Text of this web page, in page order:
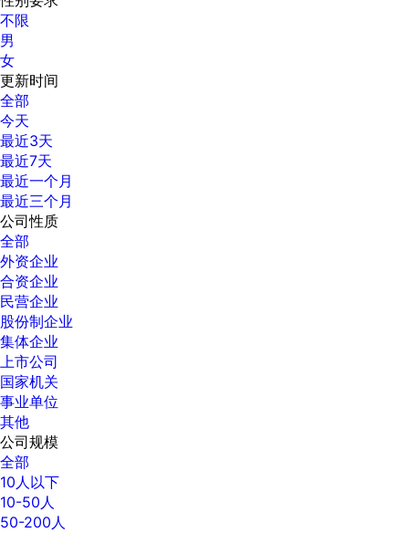
不限
男
女
更新时间
全部
今天
最近3天
最近7天
最近一个月
最近三个月
公司性质
全部
外资企业
合资企业
民营企业
股份制企业
集体企业
上市公司
国家机关
事业单位
其他
公司规模
全部
10人以下
10-50人
50-200人